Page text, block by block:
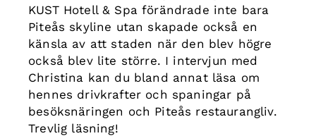
KUST Hotell & Spa förändrade inte bara
Piteås skyline utan skapade också en
känsla av att staden när den blev högre
också blev lite större. I intervjun med
Christina kan du bland annat läsa om
hennes drivkrafter och spaningar på
besöksnäringen och Piteås restaurangliv.
Trevlig läsning!